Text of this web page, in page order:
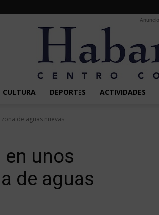
Anuncio
CULTURA DEPORTES ACTIVIDADES
de aguas nuevas
unos
de aguas